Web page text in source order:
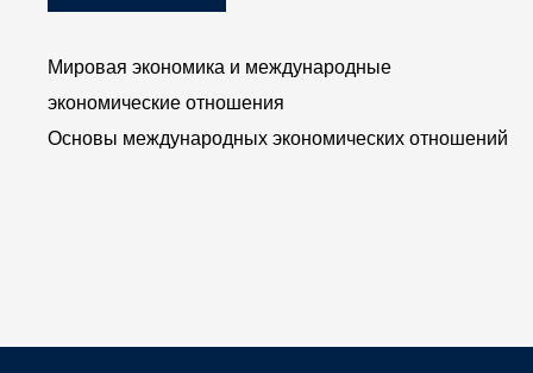
Мировая экономика и международные
экономические отношения
Основы международных экономических отношений